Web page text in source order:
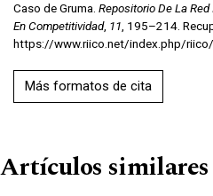
Caso de Gruma. Repositorio De La
En Competitividad, 11 , 195–214.
https://www.riico.net/index.php/
Más formatos de cita
Artículos similares